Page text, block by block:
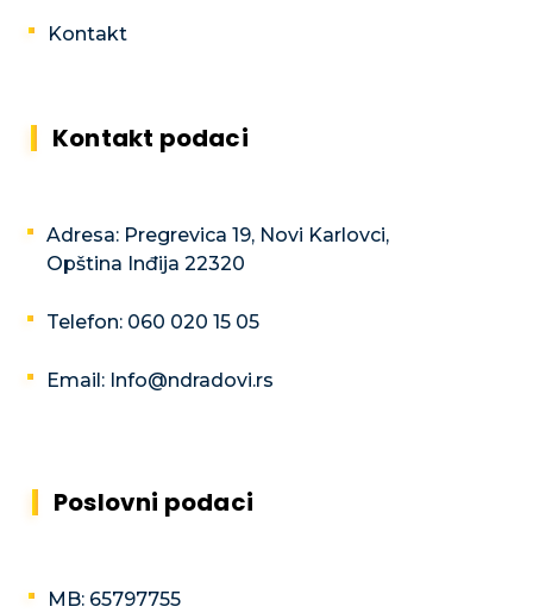
Kontakt
Kontakt podaci
Adresa: Pregrevica 19, Novi Karlovci,
Opština Inđija 22320
Telefon: 060 020 15 05
Email: Info@ndradovi.rs
Poslovni podaci
MB: 65797755